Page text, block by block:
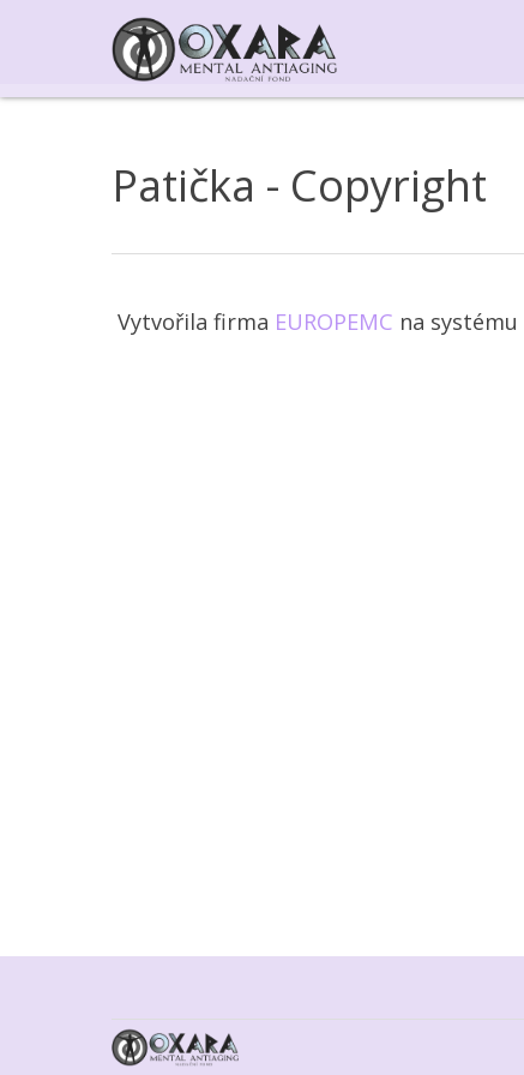
Patička - Copyright
Vytvořila firma EUROPEMC na systému